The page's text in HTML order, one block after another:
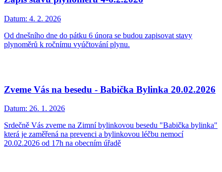
Datum: 4. 2. 2026
Od dnešního dne do pátku 6 února se budou zapisovat stavy
plynoměrů k ročnímu vyúčtování plynu.
Zveme Vás na besedu - Babička Bylinka 20.02.2026
Datum: 26. 1. 2026
Srdečně Vás zveme na Zimní bylinkovou besedu "Babička bylinka"
která je zaměřená na prevenci a bylinkovou léčbu nemocí
20.02.2026 od 17h na obecním úřadě